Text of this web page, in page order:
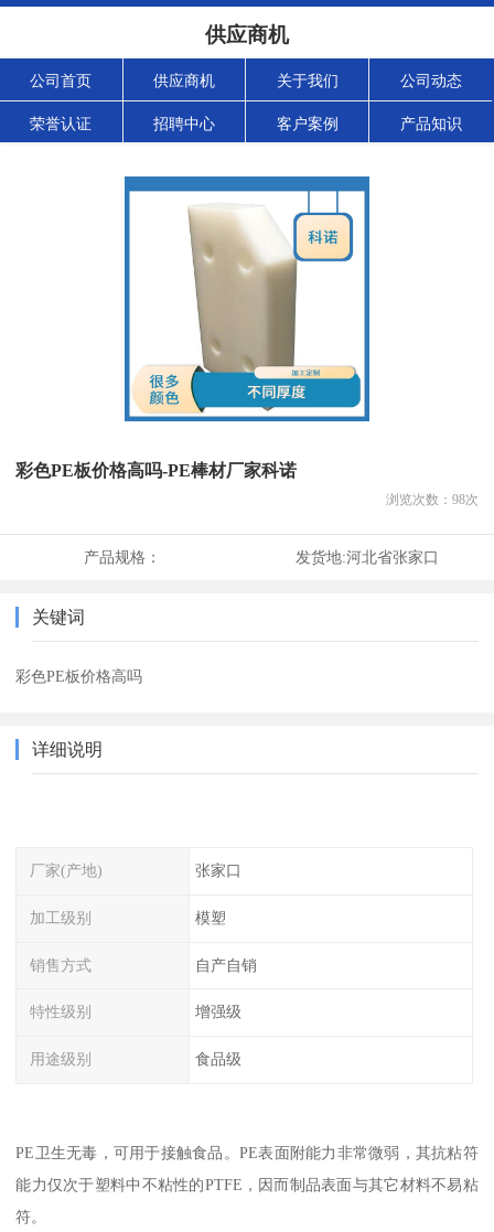
供应商机
公司首页 供应商机 关于我们 公司动态
荣誉认证 招聘中心 客户案例 产品知识
彩色PE板价格高吗-PE棒材厂家科诺
浏览次数： 98次
产品规格： 发货地:河北省张家口
关键词
彩色PE板价格高吗
详细说明
厂家(产地) 张家口
加工级别 模塑
销售方式 自产自销
特性级别 增强级
用途级别 食品级
PE卫生无毒，可用于接触食品。PE表面附能力非常微弱，其抗粘符
能力仅次于塑料中不粘性的PTFE，因而制品表面与其它材料不易粘
符。